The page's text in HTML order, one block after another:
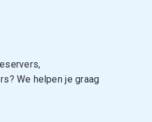
We helpen je graag